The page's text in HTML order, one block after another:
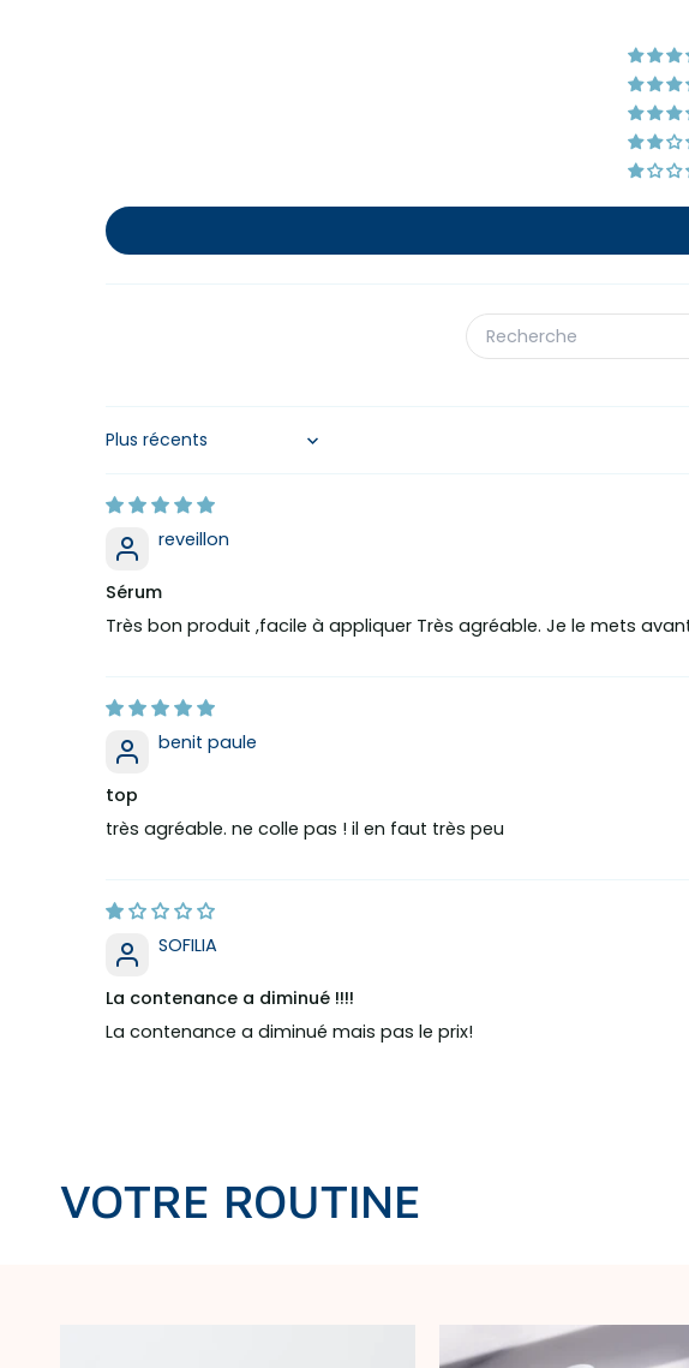
Sort by
reveillon
Sérum
Très bon produit ,facile à appliquer Très agréable. Je le mets
benit paule
top
très agréable. ne colle pas ! il en faut très peu
SOFILIA
La contenance a diminué !!!!
La contenance a diminué mais pas le prix!
VOTRE ROUTINE